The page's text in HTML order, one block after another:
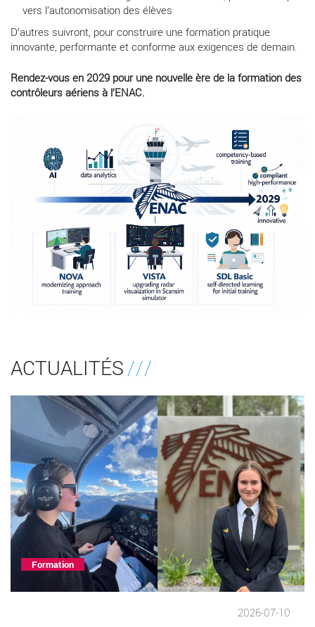
vers l’autonomisation des élèves
D’autres suivront, pour construire une formation pratique
innovante, performante et conforme aux exigences de demain.
Rendez-vous en 2029 pour une nouvelle ère de la formation des
contrôleurs aériens à l’ENAC.
ACTUALITÉS
Formation
2026-07-10